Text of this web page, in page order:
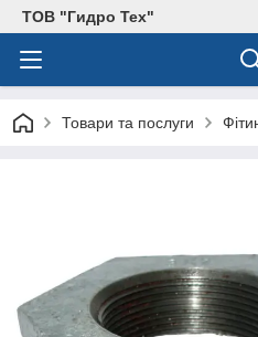
ТОВ "Гидро Тех"
Товари та послуги